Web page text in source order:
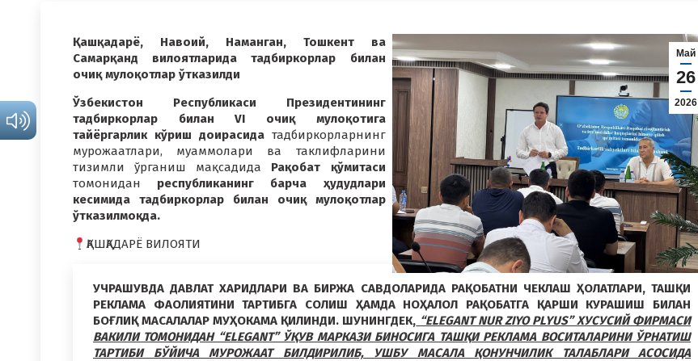
Май
26
2026
Қашқадарё, Навоий, Наманган, Тошкент ва
Самарқанд вилоятларида тадбиркорлар билан
очиқ мулоқотлар ўтказилди
Ўзбекистон Республикаси Президентининг
тадбиркорлар билан VI очиқ мулоқотига
тайёргарлик кўриш доирасидатадбиркорларнинг
мурожаатлари, муаммолари ва таклифларини
тизимли ўрганиш мақсадида Рақобат қўмитаси
томонидан республиканинг барча ҳудудлари
кесимида тадбиркорлар билан очиқ мулоқотлар
ўтказилмоқда.
ҚАШҚАДАРЁ ВИЛОЯТИ
УЧРАШУВДА ДАВЛАТ ХАРИДЛАРИ ВА БИРЖА САВДОЛАРИДА РАҚОБАТНИ ЧЕКЛАШ ҲОЛАТЛАРИ, ТАШҚИ
РЕКЛАМА ФАОЛИЯТИНИ ТАРТИБГА СОЛИШ ҲАМДА НОҲАЛОЛ РАҚОБАТГА ҚАРШИ КУРАШИШ БИЛАН
БОҒЛИҚ МАСАЛАЛАР МУҲОКАМА ҚИЛИНДИ. ШУНИНГДЕК, “ELEGANT NUR ZIYO PLYUS” ХУСУСИЙ ФИРМАСИ
ВАКИЛИ ТОМОНИДАН “ELEGANT” ЎҚУВ МАРКАЗИ БИНОСИГА ТАШҚИ РЕКЛАМА ВОСИТАЛАРИНИ ЎРНАТИШ
ТАРТИБИ БЎЙИЧА МУРОЖААТ БИЛДИРИЛИБ, УШБУ МАСАЛА ҚОНУНЧИЛИК ТАЛАБЛАРИ АСОСИДА